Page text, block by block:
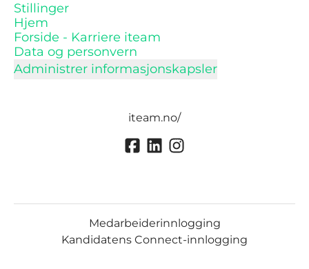
Stillinger
Hjem
Forside - Karriere iteam
Data og personvern
Administrer informasjonskapsler
iteam.no/
Medarbeiderinnlogging
Kandidatens Connect-innlogging